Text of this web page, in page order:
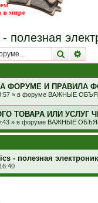
полезная
Поиск
ФОРУМЕ И ПРАВИЛА
» в форуме ВАЖНЫЕ
ТОВАРА ИЛИ УСЛУГ
» в форуме ВАЖНЫЕ
- полезная